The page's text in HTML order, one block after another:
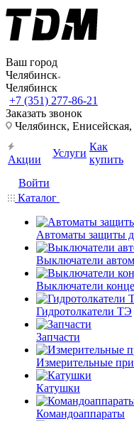
Ваш город
Челябинск
Челябинск
+7 (351) 277-86-21
Заказать звонок
Челябинск,
Акции
Услуги
Как
купить
Войти
Каталог
Автоматы защиты
Выключатели
Выключатели
Гидротолкатели ТЭ
Запчасти
Измерительные
Катушки
Командоаппараты